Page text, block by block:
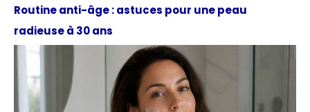
Routine anti-âge : astuces pour une peau
radieuse à 30 ans